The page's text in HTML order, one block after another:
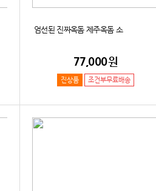
엄선된 진짜옥돔 제주옥돔 소
77,000원
진상품 조건부무료배송